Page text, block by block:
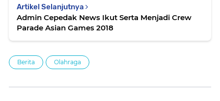
Artikel Selanjutnya
Admin Cepedak News Ikut Serta Menjadi Crew
Parade Asian Games 2018
Berita Olahraga